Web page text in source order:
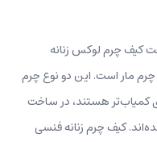
کیف چرم لوکس زنانه
چرم مار است. این دو نوع چرم
که نسبت به چرم طبیعی گاوی و گوسفندی کمیاب‎‌تر هستند، در ساخت
کیف چرم زنانه فنسی